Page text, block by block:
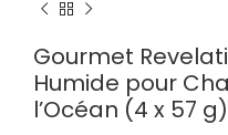
Gourmet
Humide pour
l’Océan (4 x 57 g)